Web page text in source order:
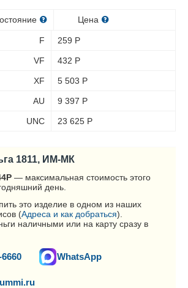
Цена
F 259 Р
VF 432 Р
XF 5 503 Р
AU 9 397 Р
UNC 23 625 Р
1811, ИМ-МК
Р — максимальная стоимость этого
день.
это изделие в одном из наших
(Адреса и как добраться).
наличными или на карту сразу в
WhatsApp